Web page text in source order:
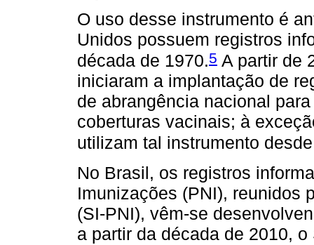
O uso desse instrumento é
Unidos possuem registros
década de 1970.5 A partir de
iniciaram a implantação de
de abrangência nacional
coberturas vacinais; à
utilizam tal instrumento
No Brasil, os registros
Imunizações (PNI), reunidos
(SI-PNI), vêm-se
a partir da década de 2010,